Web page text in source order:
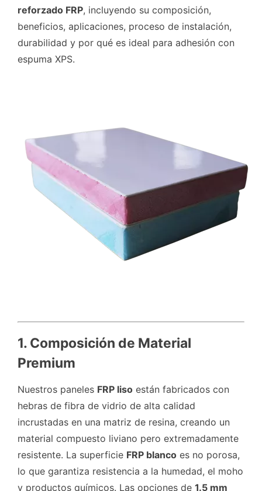
reforzado FRP, incluyendo su composición,
beneficios, aplicaciones, proceso de instalación,
durabilidad y por qué es ideal para adhesión con
espuma XPS.
1. Composición de Material
Premium
Nuestros paneles FRP liso están fabricados con
hebras de fibra de vidrio de alta calidad
incrustadas en una matriz de resina, creando un
material compuesto liviano pero extremadamente
resistente. La superficie FRP blanco es no porosa,
lo que garantiza resistencia a la humedad, el moho
y productos químicos. Las opciones de 1.5 mm